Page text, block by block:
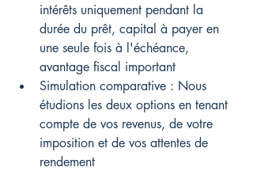
intérêts uniquement pendant la
durée du prêt, capital à payer en
une seule fois à l'échéance,
avantage fiscal important
Simulation comparative : Nous
étudions les deux options en tenant
compte de vos revenus, de votre
imposition et de vos attentes de
rendement